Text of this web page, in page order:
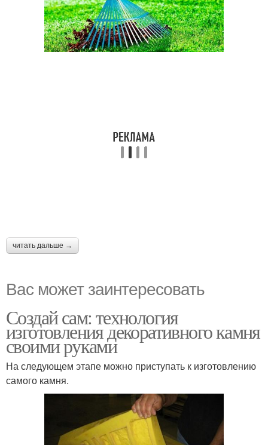
читать дальше →
Вас может заинтересовать
Создай сам: технология
изготовления декоративного камня
своими руками
На следующем этапе можно приступать к изготовлению
самого камня.